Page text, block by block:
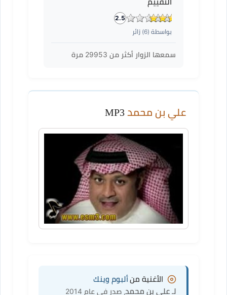
2.5
بواسطة (6) زائر
سمعها الزوار أكثر من 29953 مرة
علي بن محمد
الأغنية منألبوم وينك
لـ علي بن محمد ، صدر في عام 2014